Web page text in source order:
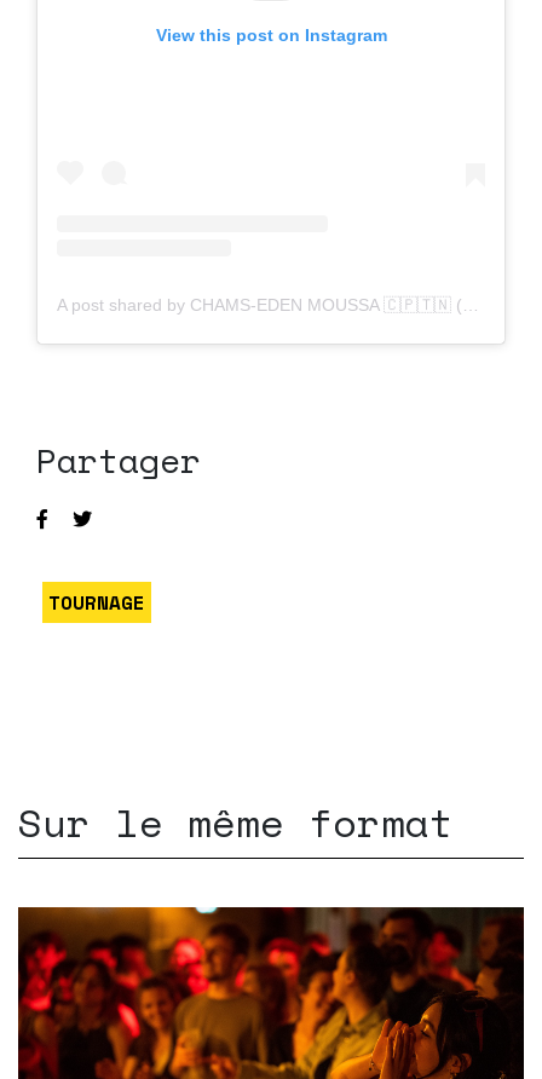
View this post on Instagram
Partager
TOURNAGE
Sur le même format